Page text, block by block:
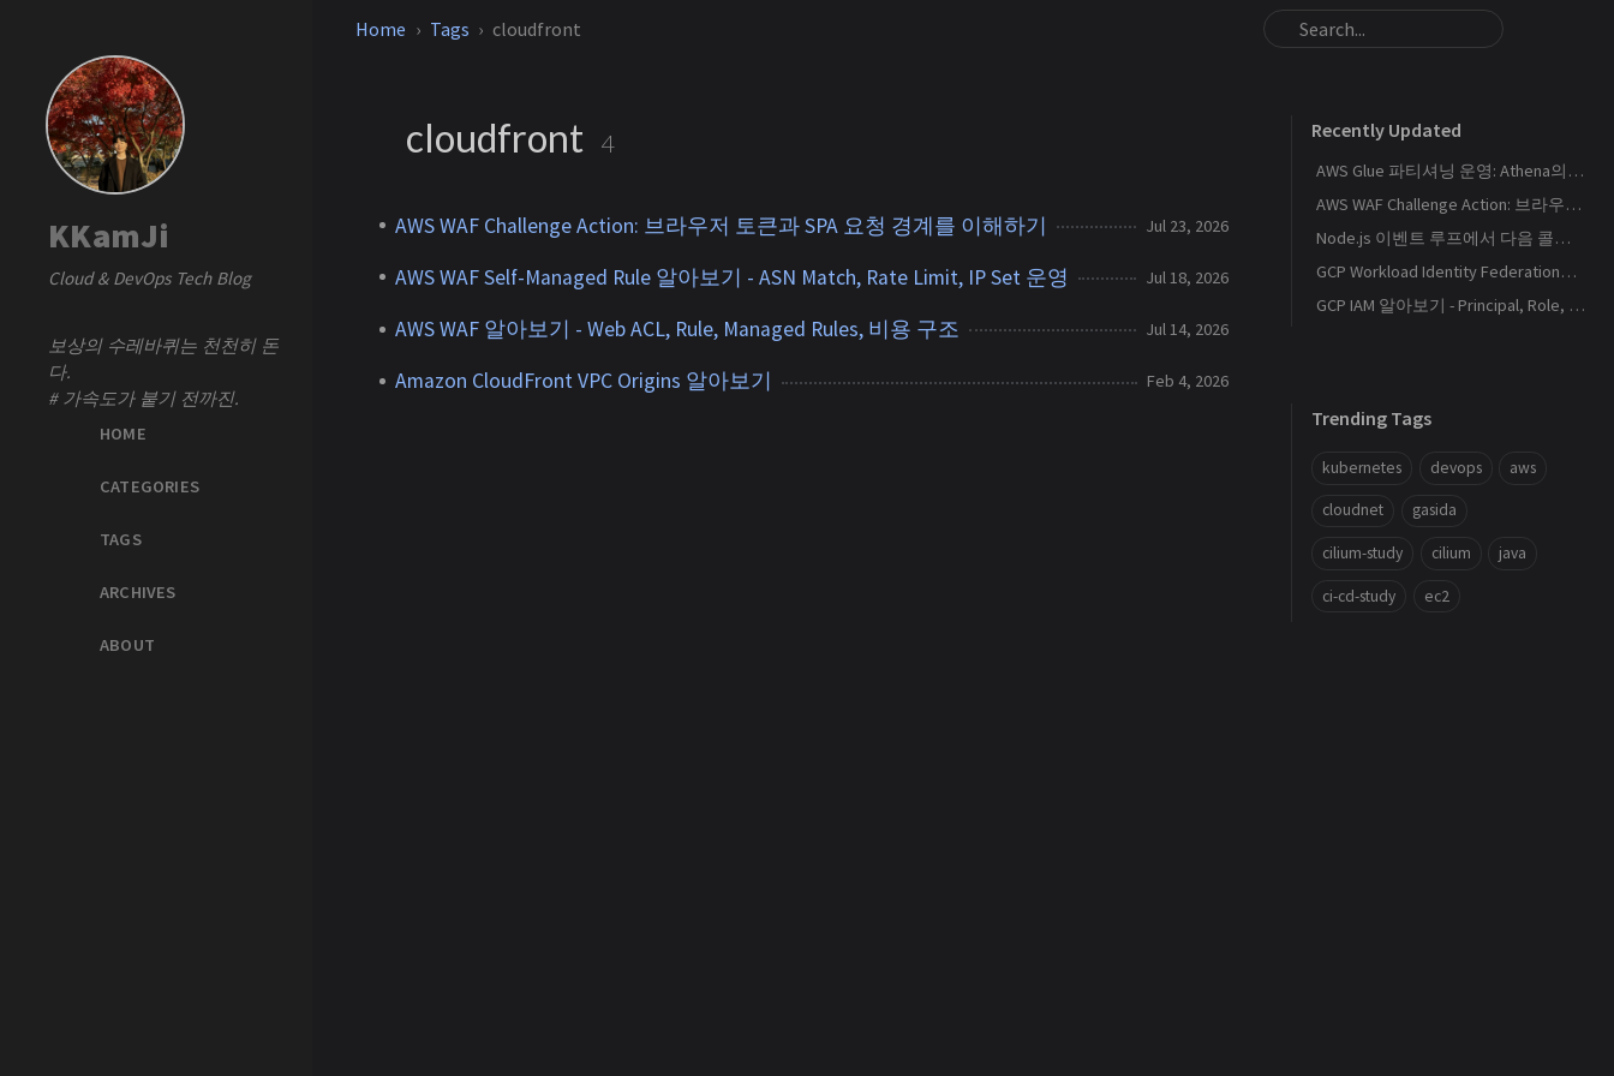
KKamJi
Cloud & DevOps Tech Blog
보상의 수레바퀴는 천천히 돈
다.
# 가속도가 붙기 전까진.
HOME
CATEGORIES
TAGS
ARCHIVES
ABOUT
Home Tags cloudfront
cloudfront 4
AWS WAF Challenge Action: 브라우저 토큰과 SPA 요청 경계를 이해하기 Jul 23, 2026
AWS WAF Self-Managed Rule 알아보기 - ASN Match, Rate Limit, IP Set 운영 Jul 18, 2026
AWS WAF 알아보기 - Web ACL, Rule, Managed Rules, 비용 구조 Jul 14, 2026
Amazon CloudFront VPC Origins 알아보기 Feb 4, 2026
Recently Updated
AWS Glue 파티셔닝 운영: Athena의 S3 스캔량을 줄이는 Catalog와 Projection 설계
AWS WAF Challenge Action: 브라우저 토큰과 SPA 요청 경계를 이해하기
Node.js 이벤트 루프에서 다음 콜백이 실행되는 순서
GCP Workload Identity Federation으로 외부 워크로드에 키 없이 권한 부여하기
GCP IAM 알아보기 - Principal, Role, Policy, Service Account
Trending Tags
kubernetes devops aws
cloudnet gasida
cilium-study cilium java
ci-cd-study ec2